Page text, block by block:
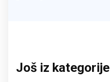
Još iz kategorije